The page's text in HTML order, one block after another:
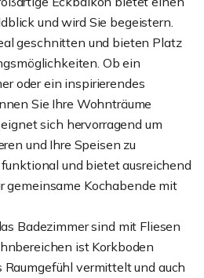
und wird Sie begeistern.
geschnitten und bieten Platz
Ob ein
oder ein inspirierendes
Sie Ihre Wohnträume
sich hervorragend um
und Ihre Speisen zu
und bietet ausreichend
gemeinsame Kochabende mit
Badezimmer sind mit Fliesen
ist Korkboden
vermittelt und auch